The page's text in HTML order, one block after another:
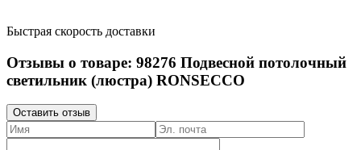
Быстрая скорость доставки
Отзывы о товаре: 98276 Подвесной потолочный
светильник (люстра) RONSECCO
Оставить отзыв